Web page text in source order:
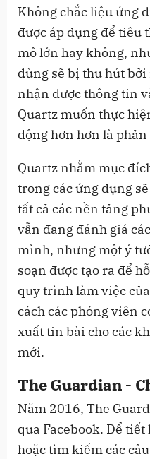
Không chắc liệu ứng
được áp dụng để tiêu
mô lớn hay không,
dùng sẽ bị thu hút
nhận được thông tin
Quartz muốn thực
động hơn hơn là
Quartz nhằm mục
trong các ứng dụng
tất cả các nền tảng
vẫn đang đánh giá
mình, nhưng một ý
soạn được tạo ra để
quy trình làm việc
cách các phóng viên
xuất tin bài cho các
mới.
The Guardian -
Năm 2016, The
qua Facebook. Để
hoặc tìm kiếm các